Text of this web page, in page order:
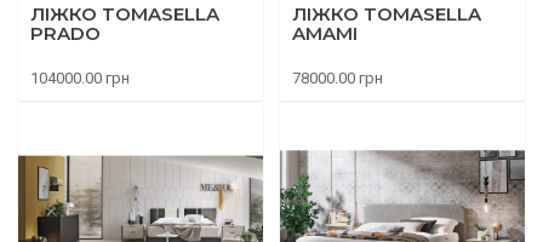
ЛІЖКО TOMASELLA
PRADO
104000.00 грн
ЛІЖКО TOMASELLA
AMAMI
78000.00 грн